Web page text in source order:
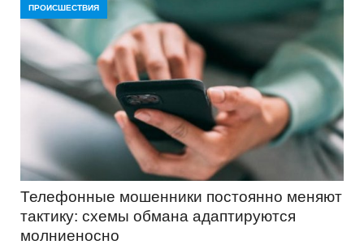
ПРОИСШЕСТВИЯ
Телефонные мошенники постоянно меняют
тактику: схемы обмана адаптируются
молниеносно